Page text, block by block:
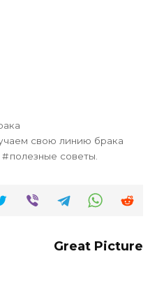
свою линию брака
полезные советы.
Great Picture